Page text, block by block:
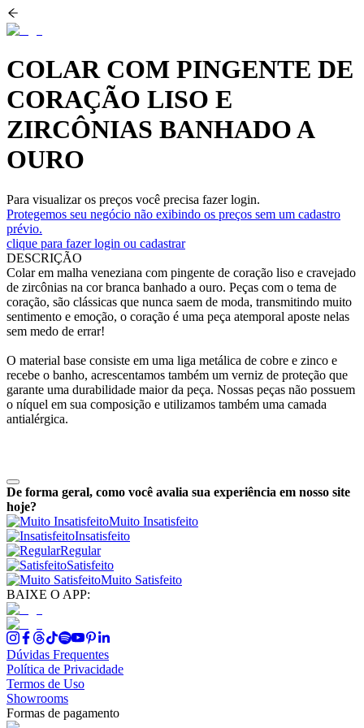
COLAR COM PINGENTE DE
CORAÇÃO LISO E
ZIRCÔNIAS BANHADO A
OURO
Para visualizar os preços você precisa fazer login.
Protegemos seu negócio não exibindo os preços sem um cadastro
prévio.
clique para fazer login ou cadastrar
DESCRIÇÃO
Colar em malha veneziana com pingente de coração liso e cravejado
de zircônias na cor branca banhado a ouro. Peças com o tema de
coração, são clássicas que nunca saem de moda, transmitindo muito
sentimento e emoção, o coração é uma peça atemporal aposte nelas
sem medo de errar!
O material base consiste em uma liga metálica de cobre e zinco e
recebe o banho, acrescentamos também um verniz de proteção que
garante uma durabilidade maior da peça. Nossas peças não possuem
o níquel em sua composição e utilizamos também uma camada
antialérgica.
De forma geral, como você avalia sua experiência em nosso site
hoje?
Muito Insatisfeito
Insatisfeito
Regular
Satisfeito
Muito Satisfeito
BAIXE O APP:
Dúvidas Frequentes
Política de Privacidade
Termos de Uso
Showrooms
Formas de pagamento